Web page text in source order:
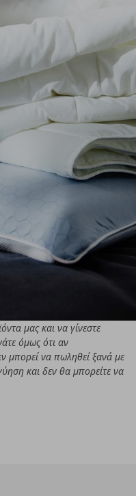
μας και να γίνεστε
όμως ότι αν
μπορεί να πωληθεί ξανά με
και δεν θα μπορείτε να
To Top